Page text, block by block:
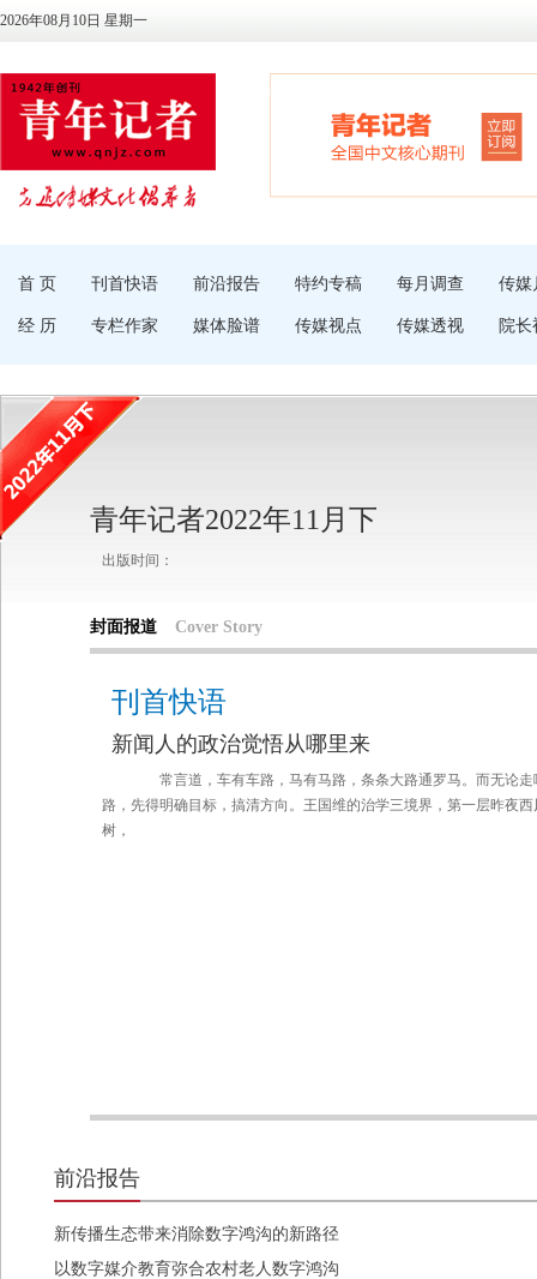
2026年08月10日 星期一
首 页 刊首快语 前沿报告 特约专稿 每月调查 传媒
经 历 专栏作家 媒体脸谱 传媒视点 传媒透视 院长
青年记者2022年11月下
出版时间：
封面报道 Cover Story
刊首快语
新闻人的政治觉悟从哪里来
常言道，车有车路，马有马路，条条大路通罗马。而无论走
路，先得明确目标，搞清方向。王国维的治学三境界，第一层昨夜西
树，
前沿报告
新传播生态带来消除数字鸿沟的新路径
以数字媒介教育弥合农村老人数字鸿沟